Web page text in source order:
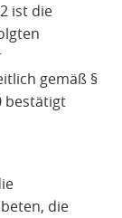
ist die
gemäß §
bestätigt
die